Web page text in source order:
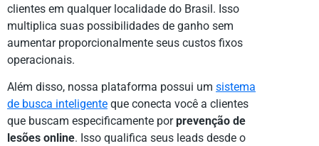
clientes em qualquer localidade do Brasil. Isso
multiplica suas possibilidades de ganho sem
aumentar proporcionalmente seus custos fixos
operacionais.
Além disso, nossa plataforma possui um sistema
de busca inteligente que conecta você a clientes
que buscam especificamente porprevenção de
lesões online. Isso qualifica seus leads desde o